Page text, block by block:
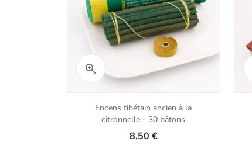
 Aperçu rapide
Encens tibétain ancien à la
citronnelle - 30 bâtons
8,50 €